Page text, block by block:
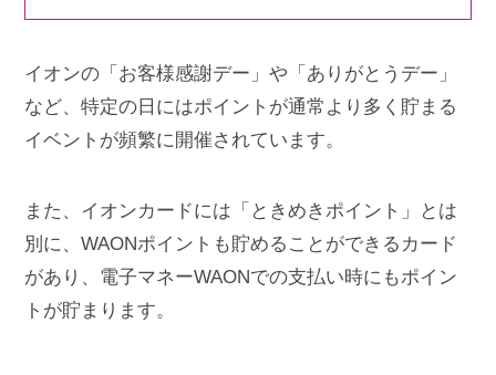
イオンの「お客様感謝デー」や「ありがとうデー」
など、特定の日にはポイントが通常より多く貯まる
イベントが頻繁に開催されています。
また、イオンカードには「ときめきポイント」とは
別に、WAONポイントも貯めることができるカード
があり、電子マネーWAONでの支払い時にもポイン
トが貯まります。